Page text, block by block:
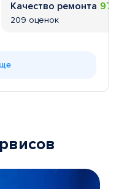
Качество ремонта
209 оценок